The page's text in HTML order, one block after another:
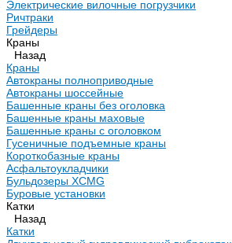
Электрические вилочные погрузчики
Ричтраки
Грейдеры
Краны
Назад
Краны
Автокраны полноприводные
Автокраны шоссейные
Башенные краны без оголовка
Башенные краны маховые
Башенные краны с оголовком
Гусеничные подъемные краны
Короткобазные краны
Асфальтоукладчики
Бульдозеры XCMG
Буровые установки
Катки
Назад
Катки